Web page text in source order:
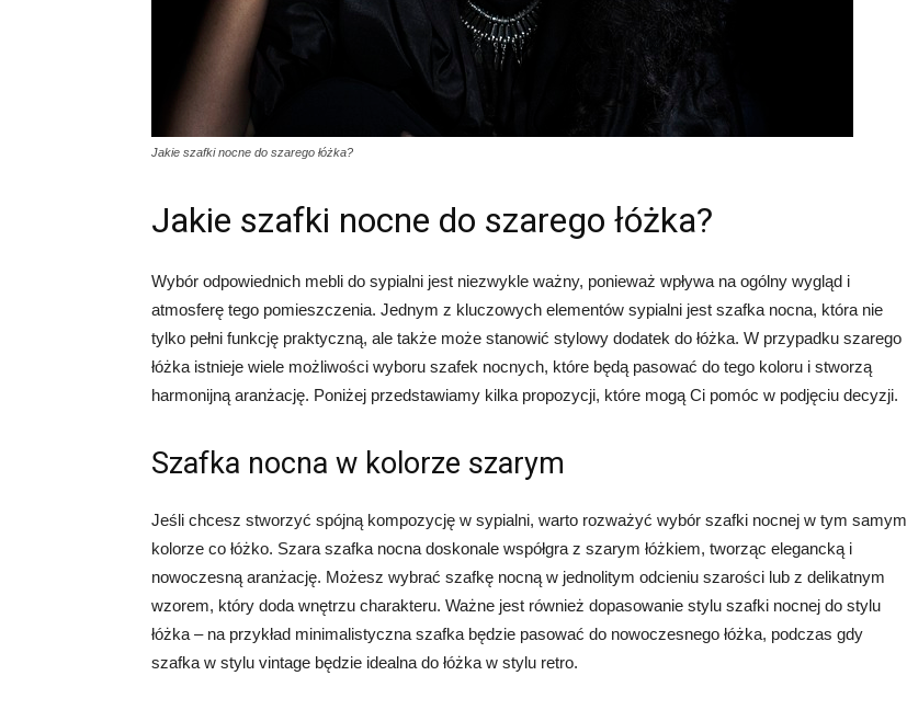
Jakie szafki nocne do szarego łóżka?
Jakie szafki nocne do szarego łóżka?
Wybór odpowiednich mebli do sypialni jest niezwykle ważny, ponieważ wpływa na ogólny wygląd i
atmosferę tego pomieszczenia. Jednym z kluczowych elementów sypialni jest szafka nocna, która nie
tylko pełni funkcję praktyczną, ale także może stanowić stylowy dodatek do łóżka. W przypadku szarego
łóżka istnieje wiele możliwości wyboru szafek nocnych, które będą pasować do tego koloru i stworzą
harmonijną aranżację. Poniżej przedstawiamy kilka propozycji, które mogą Ci pomóc w podjęciu decyzji.
Szafka nocna w kolorze szarym
Jeśli chcesz stworzyć spójną kompozycję w sypialni, warto rozważyć wybór szafki nocnej w tym samym
kolorze co łóżko. Szara szafka nocna doskonale współgra z szarym łóżkiem, tworząc elegancką i
nowoczesną aranżację. Możesz wybrać szafkę nocną w jednolitym odcieniu szarości lub z delikatnym
wzorem, który doda wnętrzu charakteru. Ważne jest również dopasowanie stylu szafki nocnej do stylu
łóżka – na przykład minimalistyczna szafka będzie pasować do nowoczesnego łóżka, podczas gdy
szafka w stylu vintage będzie idealna do łóżka w stylu retro.